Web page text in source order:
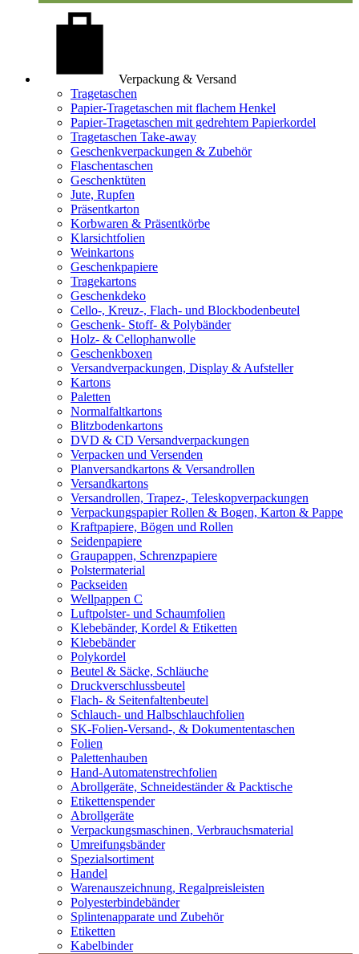
Verpackung & Versand
Tragetaschen
Papier-Tragetaschen mit flachem Henkel
Papier-Tragetaschen mit gedrehtem Papierkordel
Tragetaschen Take-away
Geschenkverpackungen & Zubehör
Flaschentaschen
Geschenktüten
Jute, Rupfen
Präsentkarton
Korbwaren & Präsentkörbe
Klarsichtfolien
Weinkartons
Geschenkpapiere
Tragekartons
Geschenkdeko
Cello-, Kreuz-, Flach- und Blockbodenbeutel
Geschenk- Stoff- & Polybänder
Holz- & Cellophanwolle
Geschenkboxen
Versandverpackungen, Display & Aufsteller
Kartons
Paletten
Normalfaltkartons
Blitzbodenkartons
DVD & CD Versandverpackungen
Verpacken und Versenden
Planversandkartons & Versandrollen
Versandkartons
Versandrollen, Trapez-, Teleskopverpackungen
Verpackungspapier Rollen & Bogen, Karton & Pappe
Kraftpapiere, Bögen und Rollen
Seidenpapiere
Graupappen, Schrenzpapiere
Polstermaterial
Packseiden
Wellpappen C
Luftpolster- und Schaumfolien
Klebebänder, Kordel & Etiketten
Klebebänder
Polykordel
Beutel & Säcke, Schläuche
Druckverschlussbeutel
Flach- & Seitenfaltenbeutel
Schlauch- und Halbschlauchfolien
SK-Folien-Versand-, & Dokumententaschen
Folien
Palettenhauben
Hand-Automatenstrechfolien
Abrollgeräte, Schneideständer & Packtische
Etikettenspender
Abrollgeräte
Verpackungsmaschinen, Verbrauchsmaterial
Umreifungsbänder
Spezialsortiment
Handel
Warenauszeichnung, Regalpreisleisten
Polyesterbindebänder
Splintenapparate und Zubehör
Etiketten
Kabelbinder